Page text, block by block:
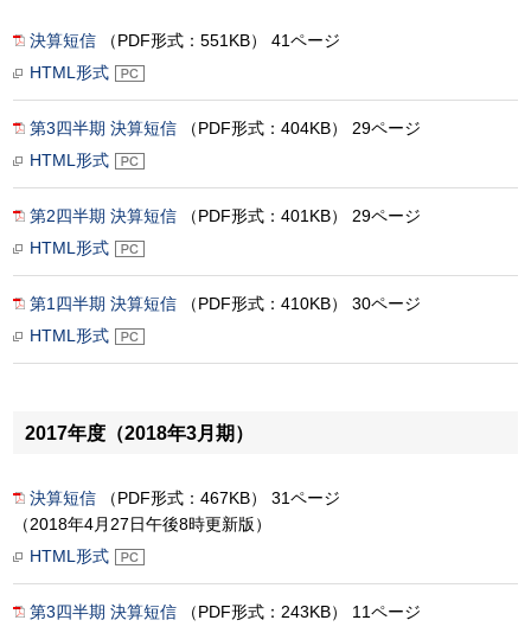
決算短信 （PDF形式：551KB） 41ページ
HTML形式
第3四半期 決算短信 （PDF形式：404KB） 29ページ
HTML形式
第2四半期 決算短信 （PDF形式：401KB） 29ページ
HTML形式
第1四半期 決算短信 （PDF形式：410KB） 30ページ
HTML形式
2017年度（2018年3月期）
決算短信 （PDF形式：467KB） 31ページ
（2018年4月27日午後8時更新版）
HTML形式
第3四半期 決算短信 （PDF形式：243KB） 11ページ